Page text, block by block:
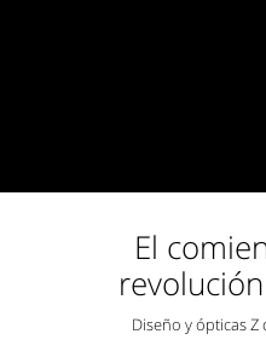
El
Diseño y ópticas